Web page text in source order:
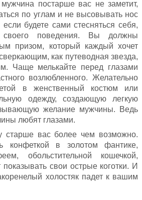
постарше вас не заметит,
по углам и не высовывать нос
будете сами стесняться себя,
своего поведения. Вы должны
призом, который каждый хочет
как путеводная звезда,
Чаще мелькайте перед глазами
возлюбленного. Желательно
в женственный костюм или
одежду, создающую легкую
желание мужчины. Ведь
любят глазами.
старше вас более чем возможно.
конфеткой в золотом фантике,
обольстительной кошечкой,
свои острые коготки. И
холостяк падет к вашим